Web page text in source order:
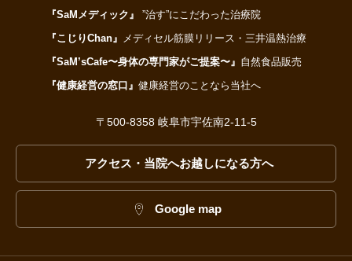
『SaMメディック』
”治す”にこだわった治療院
『こじりChan』 メディセル筋膜リリース・三井温熱治療
『SaM’sCafe〜身体の専門家がご提案〜』 自然食品販売
『健康経営の窓口』 健康経営のことなら当社へ
〒500-8358 岐阜市宇佐南2-11-5
アクセス・当院へお越しになる方へ
Google map